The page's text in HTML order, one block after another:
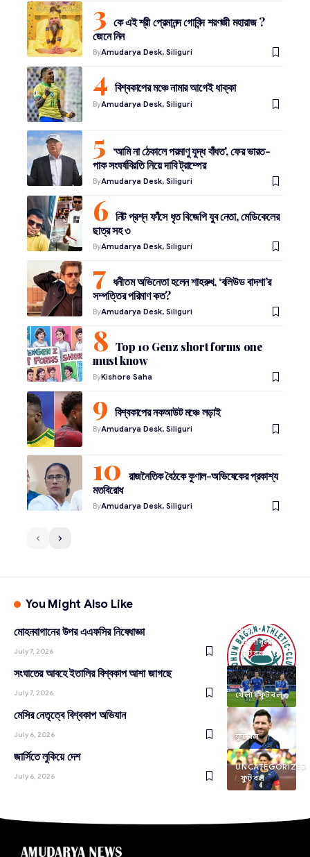
কে এই শ্রী প্রেমানন্দ গোবিন্দ শরণজী মহারাজ ?
জেনে নিন
ByAmudarya Desk, Siliguri
বিশ্বকাপের মঞ্চে নামার আগেই ধাক্কা
ByAmudarya Desk, Siliguri
‘আমি না ঠেকালে পরমাণু যুদ্ধ বাঁধত’, ফের ভারত-
পাক সংঘর্ষবিরতি নিয়ে দাবি ট্রাম্পের
ByAmudarya Desk, Siliguri
নিট প্রশ্ন ফাঁসে ধৃত বিজেপি যুব নেতা, মেডিকেলের
ছাত্র সহ ৩
ByAmudarya Desk, Siliguri
ধনীতম অভিনেতা হলেন শাহরুখ, ‘বলিউড বাদশা’র
সম্পত্তির পরিমাণ কত?
ByAmudarya Desk, Siliguri
Top 10 Genz short forms one
must know
ByKishore Saha
বিশ্বকাপের নকআউট মঞ্চে লড়াই
ByAmudarya Desk, Siliguri
রাজনৈতিক বৈঠকে কুণাল-অভিষেকের প্রকাশ্য
মতবিরোধ
ByAmudarya Desk, Siliguri
You Might Also Like
খেলা
খেলাধূলা
ফুটবল
মোহনবাগানের উপর এএফসির নিষেধাজ্ঞা
July 7, 2026
খেলা ফুটবল
সংঘাতের আবহে ইতালির বিশ্বকাপ আশা জাগছে
July 7, 2026
ফুটবল
মেসির নেতৃত্বে বিশ্বকাপ অভিযান
July 6, 2026
UNCATEGORIZED
ফুটবল
জার্সিতে লুকিয়ে দেশ
July 6, 2026